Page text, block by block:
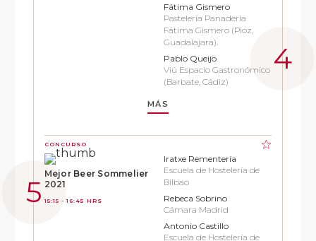
Fátima Gismero
Pastelería Panadería
Fátima Gismero (Pioz,
Guadalajara).
Pablo Queijo
Viú Espacio Gastronómico
(Barbate, Cádiz)
MÁS
CONCURSO
Mejor Beer Sommelier
2021
15:15 - 16:45 HRS
Iratxe Rementería
Escuela de Hostelería de
Bilbao
Rebeca Sobrino
Cámara Madrid
Antonio Castillo
Escuela de Hostelería de